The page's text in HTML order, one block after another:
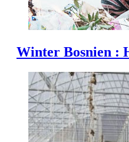
Winter Bosnien :